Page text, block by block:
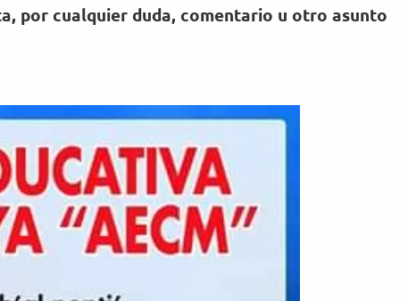
por cualquier duda, comentario u otro asunto